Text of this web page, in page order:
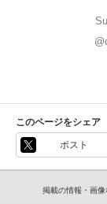
このページをシェア
ポスト
掲載の情報・画像